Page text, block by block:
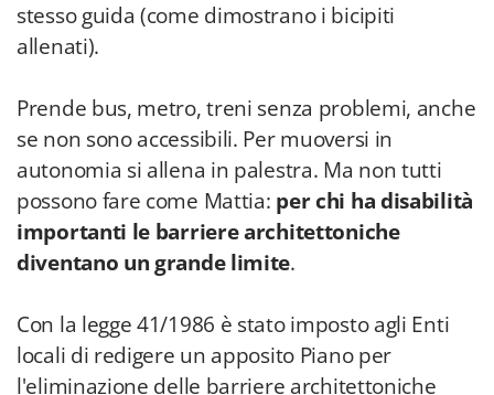
stesso guida (come dimostrano i bicipiti
allenati).
Prende bus, metro, treni senza problemi, anche
se non sono accessibili. Per muoversi in
autonomia si allena in palestra. Ma non tutti
possono fare come Mattia: per chi ha disabilità
importanti le barriere architettoniche
diventano un grande limite.
Con la legge 41/1986 è stato imposto agli Enti
locali di redigere un apposito Piano per
l'eliminazione delle barriere architettoniche